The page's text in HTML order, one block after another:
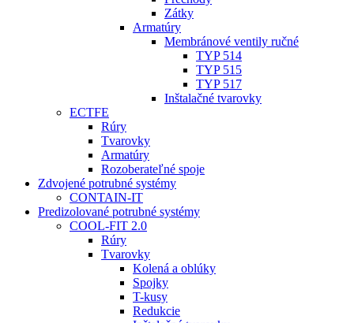
Zátky
Armatúry
Membránové ventily ručné
TYP 514
TYP 515
TYP 517
Inštalačné tvarovky
ECTFE
Rúry
Tvarovky
Armatúry
Rozoberateľné spoje
Zdvojené potrubné systémy
CONTAIN-IT
Predizolované potrubné systémy
COOL-FIT 2.0
Rúry
Tvarovky
Kolená a oblúky
Spojky
T-kusy
Redukcie